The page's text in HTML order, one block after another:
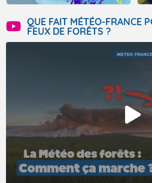
QUE FAIT MÉTÉO-FRANCE
FEUX DE FORÊTS ?